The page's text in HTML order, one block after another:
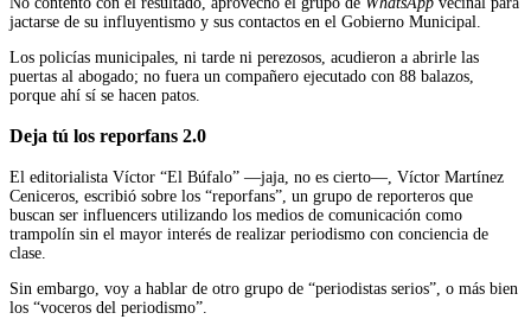
jactarse de su influyentismo y sus contactos en el Gobierno Municipal.
Los policías municipales, ni tarde ni perezosos, acudieron a abrirle las
puertas al abogado; no fuera un compañero ejecutado con 88 balazos,
porque ahí sí se hacen patos.
Deja tú los reporfans 2.0
El editorialista Víctor “El Búfalo” —jaja, no es cierto—, Víctor Martínez
Ceniceros, escribió sobre los “reporfans”, un grupo de reporteros que
buscan ser influencers utilizando los medios de comunicación como
trampolín sin el mayor interés de realizar periodismo con conciencia de
clase.
Sin embargo, voy a hablar de otro grupo de “periodistas serios”, o más bien
los “voceros del periodismo”.